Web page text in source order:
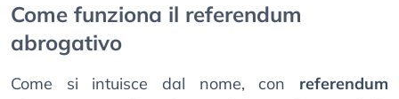
Come funziona il referendum
abrogativo
Come si intuisce dal nome, con referendum